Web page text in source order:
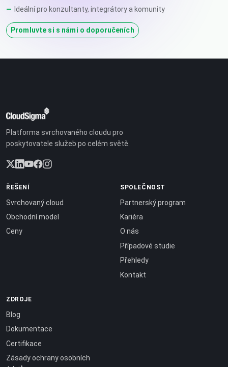
Ideální pro konzultanty, integrátory a komunity
Promluvte si s námi o doporučeních
Platforma svrchovaného cloudu pro
poskytovatele služeb po celém světě.
ŘEŠENÍ
Svrchovaný cloud
Obchodní model
Ceny
SPOLEČNOST
Partnerský program
Kariéra
O nás
Případové studie
Přehledy
Kontakt
ZDROJE
Blog
Dokumentace
Certifikace
Zásady ochrany osobních